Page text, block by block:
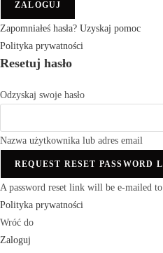
ZALOGUJ
Zapomniałeś hasła? Uzyskaj pomoc
Polityka prywatności
Resetuj hasło
Odzyskaj swoje hasło
Nazwa użytkownika lub adres email
REQUEST RESET PASSWORD
A password reset link will be e-mailed
Polityka prywatności
Wróć do
Zaloguj